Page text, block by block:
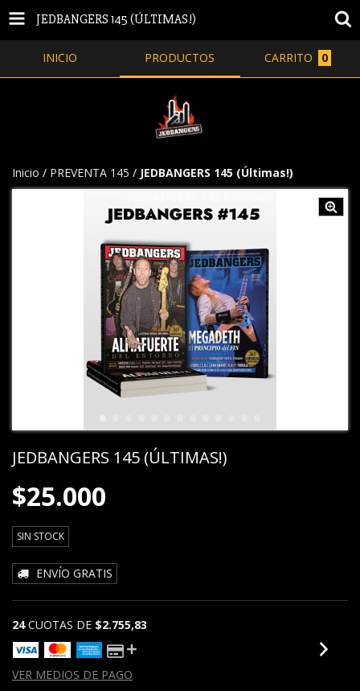
JEDBANGERS 145 (ÚLTIMAS!)
INICIO PRODUCTOS CARRITO 0
Inicio / PREVENTA 145 / JEDBANGERS 145 (Últimas!)
JEDBANGERS 145 (ÚLTIMAS!)
$25.000
SIN STOCK
ENVÍO GRATIS
24 CUOTAS DE $2.755,83
VER MEDIOS DE PAGO